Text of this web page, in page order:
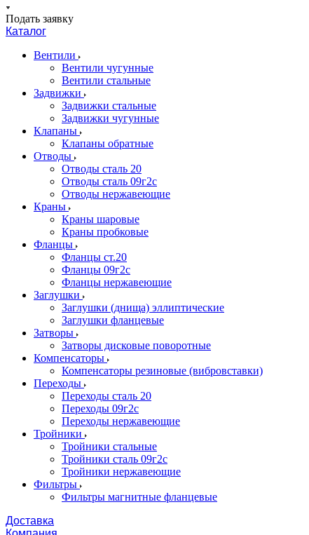
Подать заявку
Каталог
Вентили
Вентили чугунные
Вентили стальные
Задвижки
Задвижки стальные
Задвижки чугунные
Клапаны
Клапаны обратные
Отводы
Отводы сталь 20
Отводы сталь 09г2с
Отводы нержавеющие
Краны
Краны шаровые
Краны пробковые
Фланцы
Фланцы ст.20
Фланцы 09г2с
Фланцы нержавеющие
Заглушки
Заглушки (днища) эллиптические
Заглушки фланцевые
Затворы
Затворы дисковые поворотные
Компенсаторы
Компенсаторы резиновые (вибровставки)
Переходы
Переходы сталь 20
Переходы 09г2с
Переходы нержавеющие
Тройники
Тройники стальные
Тройники сталь 09г2с
Тройники нержавеющие
Фильтры
Фильтры магнитные фланцевые
Доставка